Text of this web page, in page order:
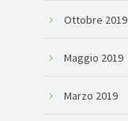
Ottobre 2019
Maggio 2019
Marzo 2019